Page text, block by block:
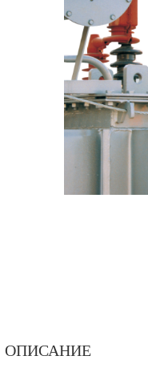
ОПИСАНИЕ